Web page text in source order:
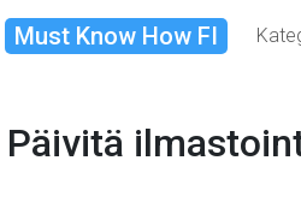
Must Know How FI
Päivitä